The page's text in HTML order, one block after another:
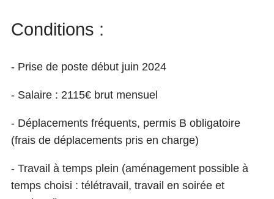
Conditions :
- Prise de poste début juin 2024
- Salaire : 2115€ brut mensuel
- Déplacements fréquents, permis B obligatoire
(frais de déplacements pris en charge)
- Travail à temps plein (aménagement possible à
temps choisi : télétravail, travail en soirée et